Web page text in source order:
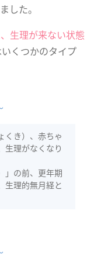
した。
生理が来ない状態
くつかのタイプ
くき）、赤ちゃ
生理がなくなり
」の前、更年期
生理的無月経と